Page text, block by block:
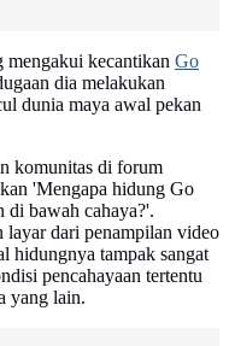
mengakui kecantikan Go
dia melakukan
dunia maya awal pekan
komunitas di forum
'Mengapa hidung Go
di bawah cahaya?'.
layar dari penampilan video
hidungnya tampak sangat
pencahayaan tertentu
yang lain.